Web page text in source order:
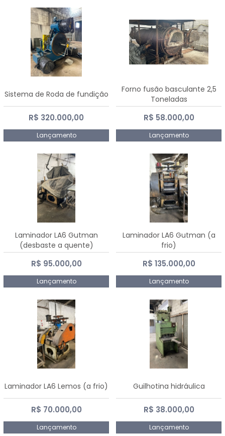
Sistema de Roda de fundição
R$ 320.000,00
Lançamento
Forno fusão basculante 2,5
Toneladas
R$ 58.000,00
Lançamento
Laminador LA6 Gutman
(desbaste a quente)
R$ 95.000,00
Lançamento
Laminador LA6 Gutman (a
frio)
R$ 135.000,00
Lançamento
Laminador LA6 Lemos (a frio)
R$ 70.000,00
Lançamento
Guilhotina hidráulica
R$ 38.000,00
Lançamento